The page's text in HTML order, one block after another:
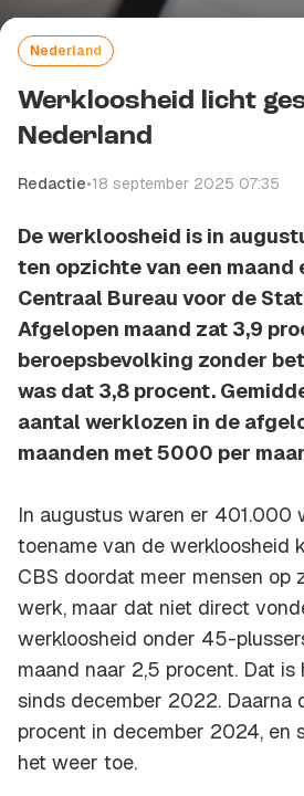
Nederland
Werkloosheid licht
Nederland
Redactie•18 september 2025 07:35
De werkloosheid is in
ten opzichte van een maand
Centraal Bureau voor de
Afgelopen maand zat 3,9
beroepsbevolking zonder
was dat 3,8 procent.
aantal werklozen in de
maanden met 5000 per
In augustus waren er 401.000
toename van de werkloosheid
CBS doordat meer mensen op
werk, maar dat niet direct
werkloosheid onder 45-
maand naar 2,5 procent. Dat
sinds december 2022. Daarna
procent in december 2024, en
het weer toe.